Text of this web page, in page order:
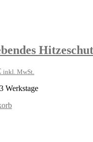
Aktueller
ist:
inkl. MwSt.
Werkstage